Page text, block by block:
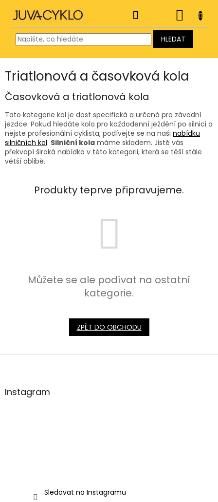
obsah
HLEDAT
KOŠÍK
Triatlonová a časovková kola
Časovková a triatlonová kola
Tato kategorie kol je dost specifická a určená pro závodní
jezdce. Pokud hledáte kolo pro každodenní ježdění po silnici a
nejste profesionální cyklista, podívejte se na naši nabídku
silničních kol. Silniční kola máme skladem. Jistě vás
překvapí široká nabídka v této kategorii, která se těší stále
větší oblibě.
Produkty teprve připravujeme.
Můžete se ale podívat na ostatní
kategorie.
ZPĚT DO OBCHODU
Z
aInstagram
Sledovat na Instagramu